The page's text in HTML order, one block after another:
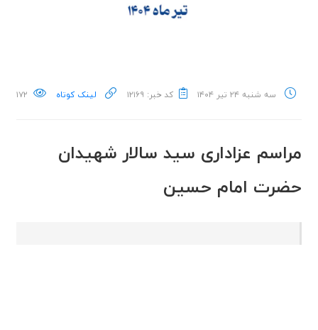
سه شنبه ۲۴ تیر ۱۴۰۴ کد خبر: ۱۲۱۶۹ لینک کوتاه ۱۷۲
مراسم عزاداری سید سالار شهیدان
حضرت امام حسین